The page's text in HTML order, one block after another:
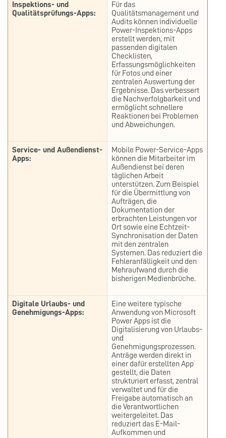
Inspektions- und
Qualitätsprüfungs-Apps:
Für das
Qualitätsmanagement und
Audits können individuelle
Power-Inspektions-Apps
erstellt werden, mit
passenden digitalen
Checklisten,
Erfassungsmöglichkeiten
für Fotos und einer
zentralen Auswertung der
Ergebnisse. Das verbessert
die Nachverfolgbarkeit und
ermöglicht schnellere
Reaktionen bei Problemen
und Abweichungen.
Service- und Außendienst-
Apps:
Mobile Power-Service-Apps
können die Mitarbeiter im
Außendienst bei deren
täglichen Arbeit
unterstützen. Zum Beispiel
für die Übermittlung von
Aufträgen, die
Dokumentation der
erbrachten Leistungen vor
Ort sowie eine Echtzeit-
Synchronisation der Daten
mit den zentralen
Systemen. Das reduziert die
Fehleranfälligkeit und den
Mehraufwand durch die
bisherigen Medienbrüche.
Digitale Urlaubs- und
Genehmigungs-Apps:
Eine weitere typische
Anwendung von Microsoft
Power Apps ist die
Digitalisierung von Urlaubs-
und
Genehmigungsprozessen.
Anträge werden direkt in
einer dafür erstellten App
gestellt, die Daten
strukturiert erfasst, zentral
verwaltet und für die
Freigabe automatisch an
die Verantwortlichen
weitergeleitet. Das
reduziert das E-Mail-
Aufkommen und